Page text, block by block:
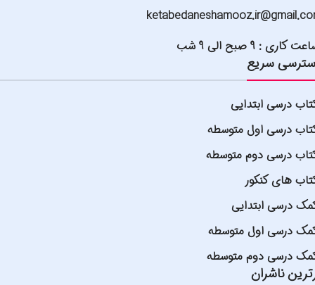
کاری : 9 صبح الی 9 شب
سریع
درسی ابتدایی
درسی اول متوسطه
درسی دوم متوسطه
های کنکور
درسی ابتدایی
درسی اول متوسطه
درسی دوم متوسطه
ناشران